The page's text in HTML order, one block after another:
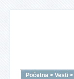
Početna > Vesti >